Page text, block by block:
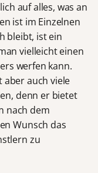
auf alles, was an
ist im Einzelnen
bleibt, ist ein
vielleicht einen
werfen kann.
aber auch viele
denn er bietet
nach dem
Wunsch das
zu